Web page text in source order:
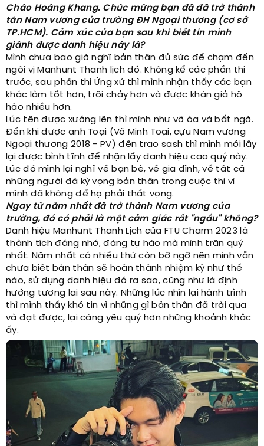
Chào Hoàng Khang. Chúc mừng bạn đã đã trở thành
tân Nam vương của trường ĐH Ngoại thương (cơ sở
TP.HCM). Cảm xúc của bạn sau khi biết tin mình
giành được danh hiệu này là?
Mình chưa bao giờ nghĩ bản thân đủ sức để chạm đến
ngôi vị Manhunt Thanh lịch đó. Không kể các phần thi
trước, sau phần thi Ứng xử thì mình nhận thấy các bạn
khác làm tốt hơn, trôi chảy hơn và được khán giả hô
hào nhiều hơn.
Lúc tên được xướng lên thì mình như vỡ òa và bất ngờ.
Đến khi được anh Toại (Võ Minh Toại, cựu Nam vương
Ngoại thương 2018 - PV) đến trao sash thì mình mới lấy
lại được bình tĩnh để nhận lấy danh hiệu cao quý này.
Lúc đó mình lại nghĩ về bạn bè, về gia đình, về tất cả
những người đã kỳ vọng bản thân trong cuộc thi vì
mình đã không để họ phải thất vọng.
Ngay từ năm nhất đã trở thành Nam vương của
trường, đó có phải là một cảm giác rất "ngầu" không?
Danh hiệu Manhunt Thanh Lịch của FTU Charm 2023 là
thành tích đáng nhớ, đáng tự hào mà mình trân quý
nhất. Năm nhất có nhiều thứ còn bỡ ngỡ nên mình vẫn
chưa biết bản thân sẽ hoàn thành nhiệm kỳ như thế
nào, sử dụng danh hiệu đó ra sao, cũng như là định
hướng tương lai sau này. Những lúc nhìn lại hành trình
thì mình thấy khó tin vì những gì bản thân đã trải qua
và đạt được, lại càng yêu quý hơn những khoảnh khắc
ấy.